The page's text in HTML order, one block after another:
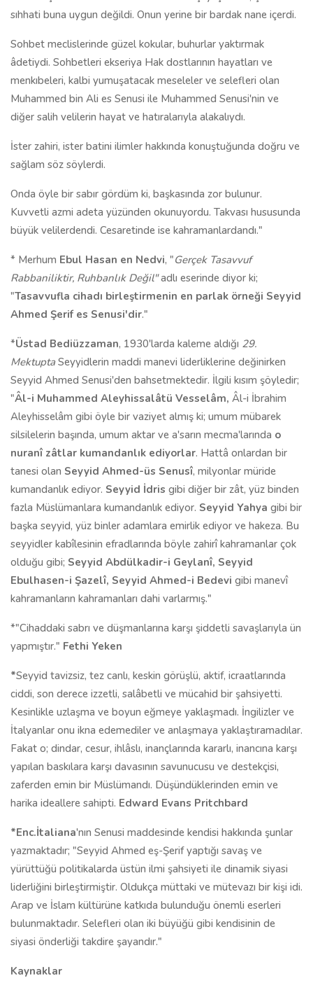
sıhhati buna uygun değildi. Onun yerine bir bardak nane içerdi.
Sohbet meclislerinde güzel kokular, buhurlar yaktırmak
âdetiydi. Sohbetleri ekseriya Hak dostlarının hayatları ve
menkıbeleri, kalbi yumuşatacak meseleler ve selefleri olan
Muhammed bin Ali es Senusi ile Muhammed Senusi'nin ve
diğer salih velilerin hayat ve hatıralarıyla alakalıydı.
İster zahiri, ister batini ilimler hakkında konuştuğunda doğru ve
sağlam söz söylerdi.
Onda öyle bir sabır gördüm ki, başkasında zor bulunur.
Kuvvetli azmi adeta yüzünden okunuyordu. Takvası hususunda
büyük velilerdendi. Cesaretinde ise kahramanlardandı."
* Merhum Ebul Hasan en Nedvi, "Gerçek Tasavvuf
Rabbaniliktir, Ruhbanlık Değil"adlı eserinde diyor ki;
"Tasavvufla cihadı birleştirmenin en parlak örneği Seyyid
Ahmed Şerif es Senusi'dir."
*Üstad Bediüzzaman, 1930'larda kaleme aldığı 29.
MektuptaSeyyidlerin maddi manevi liderliklerine değinirken
Seyyid Ahmed Senusi'den bahsetmektedir. İlgili kısım şöyledir;
"Âl-i Muhammed Aleyhissalâtü Vesselâm, Âl-i İbrahim
Aleyhisselâm gibi öyle bir vaziyet almış ki; umum mübarek
silsilelerin başında, umum aktar ve a'sarın mecma'larında o
nuranî zâtlar kumandanlık ediyorlar. Hattâ onlardan bir
tanesi olan Seyyid Ahmed-üs Senusî, milyonlar müride
kumandanlık ediyor. Seyyid İdris gibi diğer bir zât, yüz binden
fazla Müslümanlara kumandanlık ediyor. Seyyid Yahya gibi bir
başka seyyid, yüz binler adamlara emirlik ediyor ve hakeza.‌ Bu
seyyidler kabîlesinin efradlarında böyle zahirî kahramanlar çok
olduğu gibi; Seyyid Abdülkadir-i Geylanî, Seyyid
Ebulhasen-i Şazelî, Seyyid Ahmed-i Bedevi gibi manevî
kahramanların kahramanları dahi varlarmış."
*"Cihaddaki sabrı ve düşmanlarına karşı şiddetli savaşlarıyla ün
yapmıştır." Fethi Yeken
*Seyyid tavizsiz, tez canlı, keskin görüşlü, aktif, icraatlarında
ciddi, son derece izzetli, salâbetli ve mücahid bir şahsiyetti.
Kesinlikle uzlaşma ve boyun eğmeye yaklaşmadı. İngilizler ve
İtalyanlar onu ikna edemediler ve anlaşmaya yaklaştıramadılar.
Fakat o; dindar, cesur, ihlâslı, inançlarında kararlı, inancına karşı
yapılan baskılara karşı davasının savunucusu ve destekçisi,
zaferden emin bir Müslümandı. Düşündüklerinden emin ve
harika ideallere sahipti. Edward Evans Pritchbard
*Enc.İtaliana'nın Senusi maddesinde kendisi hakkında şunlar
yazmaktadır; "Seyyid Ahmed eş-Şerif yaptığı savaş ve
yürüttüğü politikalarda üstün ilmi şahsiyeti ile dinamik siyasi
liderliğini birleştirmiştir. Oldukça müttaki ve mütevazı bir kişi idi.
Arap ve İslam kültürüne katkıda bulunduğu önemli eserleri
bulunmaktadır. Selefleri olan iki büyüğü gibi kendisinin de
siyasi önderliği takdire şayandır."
Kaynaklar